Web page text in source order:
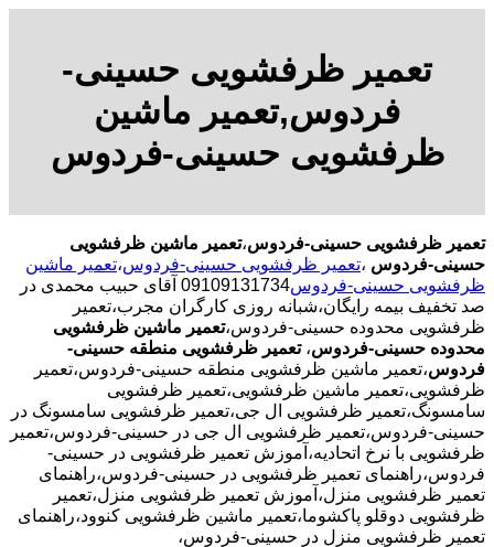
تعمیر ظرفشویی حسینی-
فردوس,تعمیر ماشین
ظرفشویی حسینی-فردوس
تعمیر ظرفشویی حسینی-فردوس،تعمیر ماشین ظرفشویی
حسینی-فردوس ،تعمیر ظرفشویی حسینی-فردوس،تعمیر ماشین
ظرفشویی حسینی-فردوس
09109131734 آقای حبیب محمدی در
صد تخفیف بیمه رایگان،شبانه روزی کارگران مجرب،تعمیر
ظرفشویی محدوده حسینی-فردوس،تعمیر ماشین ظرفشویی
محدوده حسینی-فردوس، تعمیر ظرفشویی منطقه حسینی-
فردوس،تعمیر ماشین ظرفشویی منطقه حسینی-فردوس،تعمیر
ظرفشویی،تعمیر ماشین ظرفشویی،تعمیر ظرفشویی
سامسونگ،تعمیر ظرفشویی ال جی،تعمیر ظرفشویی سامسونگ در
حسینی-فردوس،تعمیر ظرفشویی ال جی در حسینی-فردوس،تعمیر
ظرفشویی با نرخ اتحادیه،آموزش تعمیر ظرفشویی در حسینی-
فردوس،راهنمای تعمیر ظرفشویی در حسینی-فردوس،راهنمای
تعمیر ظرفشویی منزل،آموزش تعمیر ظرفشویی منزل،تعمیر
ظرفشویی دوقلو پاکشوما،تعمیر ماشین ظرفشویی کنوود،راهنمای
تعمیر ظرفشویی منزل در حسینی-فردوس،